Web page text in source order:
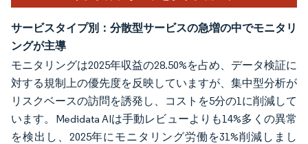
サービスタイプ別：分散型サービスの急増の中でモニタリ
ングが主導
モニタリングは2025年収益の28.50%を占め、データ検証に
対する規制上の優先度を反映していますが、集中型分析が
リスクベースの訪問を誘発し、コストを5分の1に削減して
います。Medidata AIは手動レビューよりも14%多くの異常
を検出し、2025年にモニタリング労働を31%削減しまし